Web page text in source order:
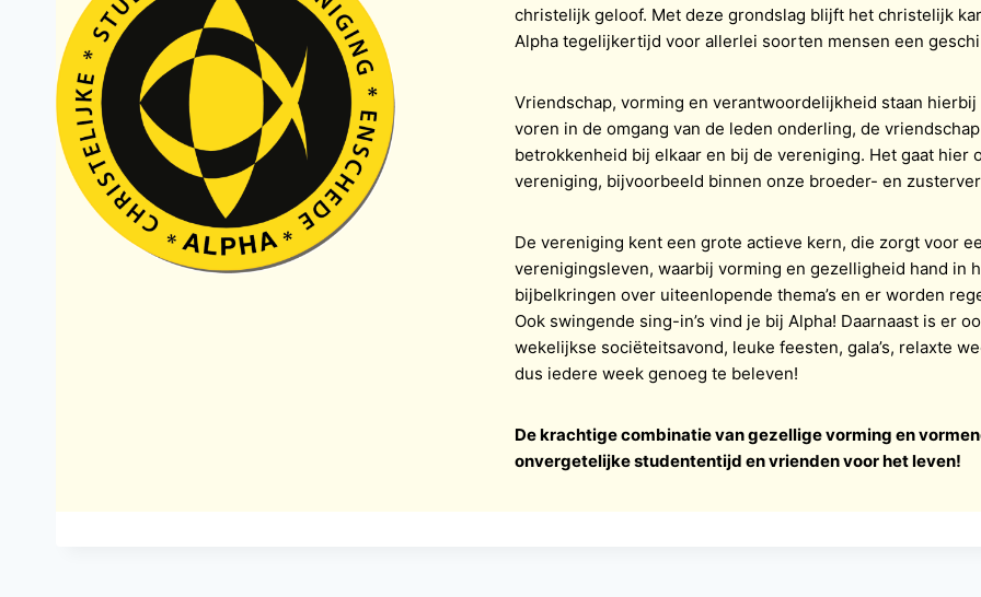
christelijk geloof. Met deze grondslag blijft het christelijk
Alpha tegelijkertijd voor allerlei soorten mensen een
Vriendschap, vorming en verantwoordelijkheid staan
voren in de omgang van de leden onderling, de
betrokkenheid bij elkaar en bij de vereniging. Het gaat hier
vereniging, bijvoorbeeld binnen onze broeder- en
De vereniging kent een grote actieve kern, die zorgt voor
verenigingsleven, waarbij vorming en gezelligheid hand in
bijbelkringen over uiteenlopende thema’s en er worden
Ook swingende sing-in’s vind je bij Alpha! Daarnaast is er
wekelijkse sociëteitsavond, leuke feesten, gala’s, relaxte
dus iedere week genoeg te beleven!
De krachtige combinatie van gezellige vorming en
onvergetelijke studententijd en vrienden voor het leven!